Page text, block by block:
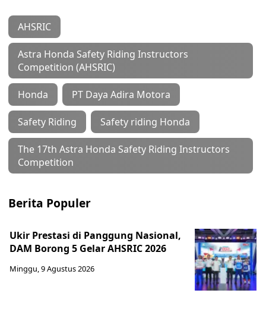
AHSRIC
Astra Honda Safety Riding Instructors
Competition (AHSRIC)
Honda PT Daya Adira Motora
Safety Riding Safety riding Honda
The 17th Astra Honda Safety Riding Instructors
Competition
Berita Populer
Ukir Prestasi di Panggung Nasional,
DAM Borong 5 Gelar AHSRIC 2026
Minggu, 9 Agustus 2026